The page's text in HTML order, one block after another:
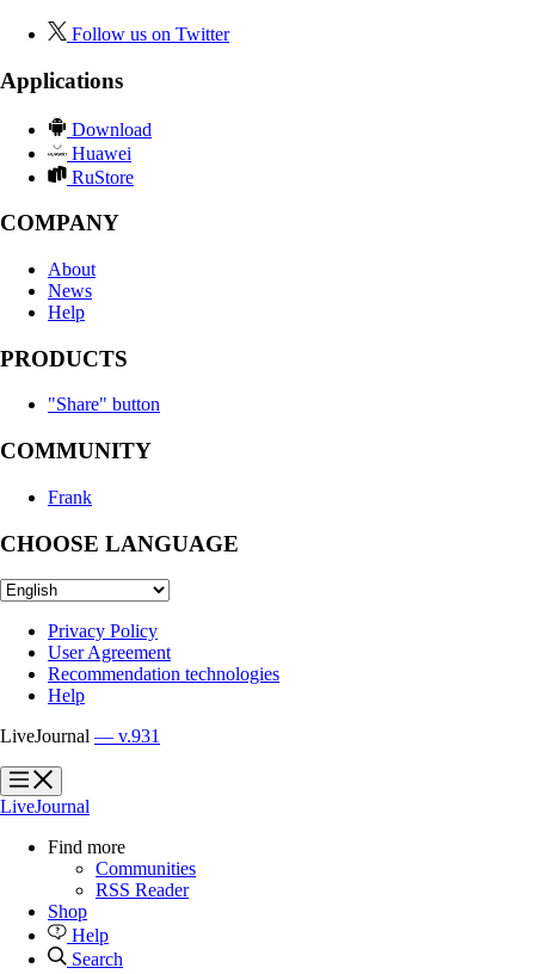
Follow us on Twitter
Applications
Download
Huawei
RuStore
COMPANY
About
News
Help
PRODUCTS
"Share" button
COMMUNITY
Frank
CHOOSE LANGUAGE
Privacy Policy
User Agreement
Recommendation technologies
Help
LiveJournal — v.931
?
?
LiveJournal
Find more
Communities
RSS Reader
Shop
Help
Search